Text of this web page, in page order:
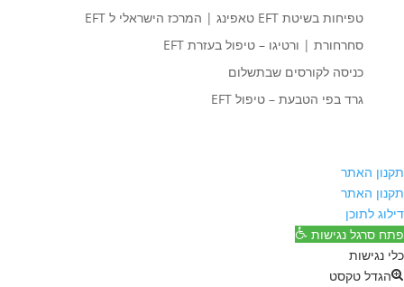
טפיחות בשיטת EFT טאפינג | המרכז הישראלי ל EFT
סחרחורת | ורטיגו – טיפול בעזרת EFT
כניסה לקורסים שבתשלום
גרד בפי הטבעת – טיפול EFT
תקנון האתר
תקנון האתר
דילוג לתוכן
פתח סרגל נגישות
כלי נגישות
הגדל טקסט